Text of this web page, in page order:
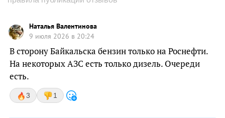
Наталья Валентинова
9 июля 2026 в 20:24
В сторону Байкальска бензин только на Роснефти.
На некоторых АЗС есть только дизель. Очереди
есть.
3 1